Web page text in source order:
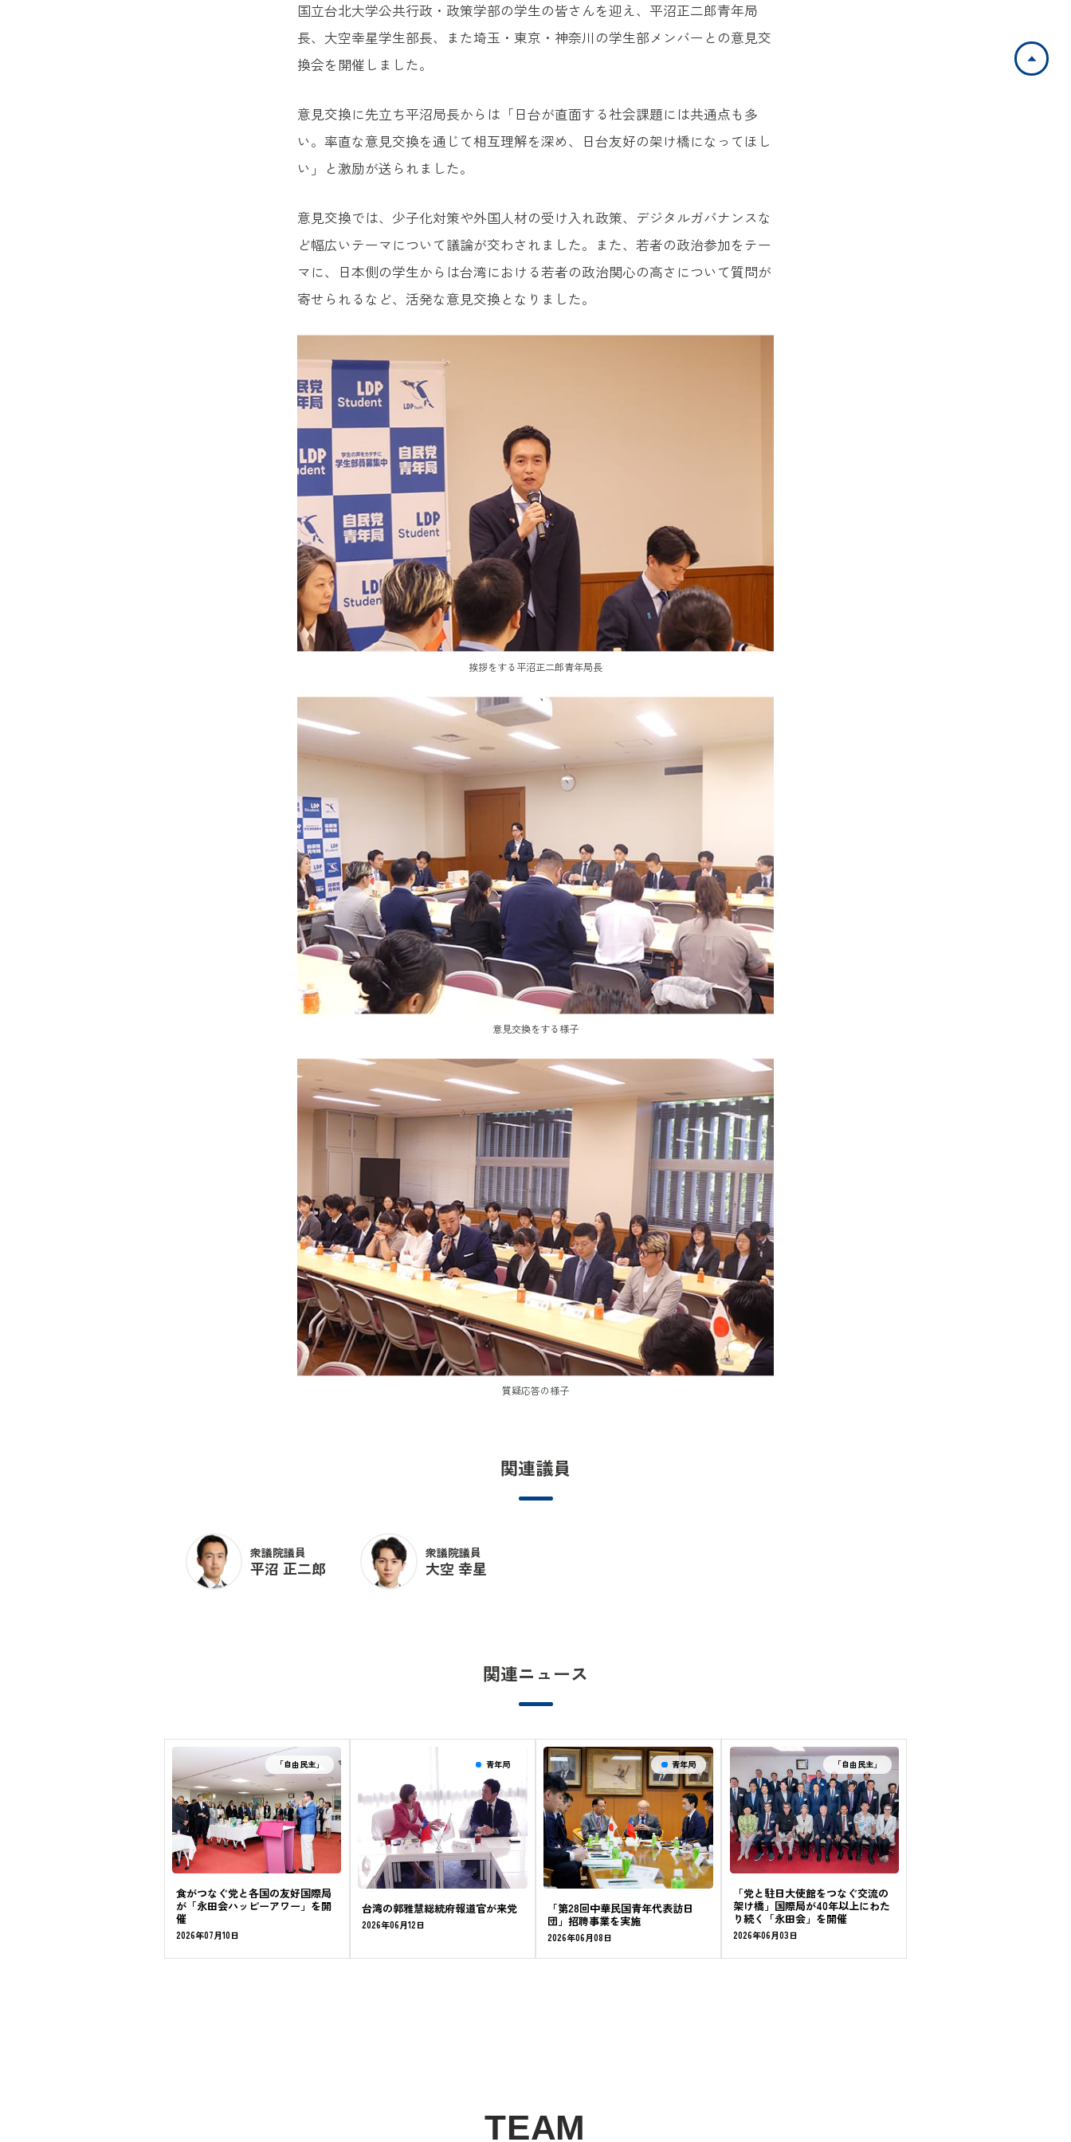
国立台北大学公共行政・政策学部の学生の皆さんを迎え、平沼正二郎青年局
長、大空幸星学生部長、また埼玉・東京・神奈川の学生部メンバーとの意見交
換会を開催しました。
意見交換に先立ち平沼局長からは「日台が直面する社会課題には共通点も多
い。率直な意見交換を通じて相互理解を深め、日台友好の架け橋になってほし
い」と激励が送られました。
意見交換では、少子化対策や外国人材の受け入れ政策、デジタルガバナンスな
ど幅広いテーマについて議論が交わされました。また、若者の政治参加をテー
マに、日本側の学生からは台湾における若者の政治関心の高さについて質問が
寄せられるなど、活発な意見交換となりました。
挨拶をする平沼正二郎青年局長
意見交換をする様子
質疑応答の様子
関連議員
衆議院議員
平沼 正二郎
衆議院議員
大空 幸星
関連ニュース
「自由民主」
食がつなぐ党と各国の友好国際局
が「永田会ハッピーアワー」を開
催
2026年07月10日
青年局
台湾の郭雅慧総統府報道官が来党
2026年06月12日
青年局
「第28回中華民国青年代表訪日
団」招聘事業を実施
2026年06月08日
「自由民主」
「党と駐日大使館をつなぐ交流の
架け橋」国際局が40年以上にわた
り続く「永田会」を開催
2026年06月03日
TEAM
ペ